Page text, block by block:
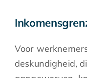
Voor
deskundigheid,